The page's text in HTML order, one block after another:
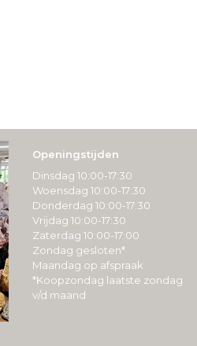
Openingstijden
Dinsdag 10:00-17:30
Woensdag 10:00-17:30
Donderdag 10:00-17:30
Vrijdag 10:00-17:30
Zaterdag 10:00-17:00
Zondag gesloten*
Maandag op afspraak
*Koopzondag laatste zondag
v/d maand